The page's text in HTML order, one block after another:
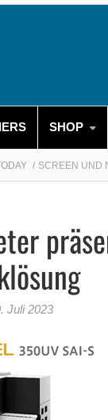
SHOP
SCREEN UND
Juli 2023